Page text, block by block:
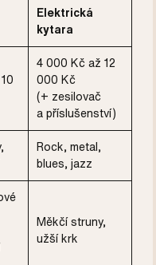
Elektrická
kytara
4 000 Kč až 12
000 Kč
(+ zesilovač
a příslušenství)
Rock, metal,
blues, jazz
Měkčí struny,
užší krk